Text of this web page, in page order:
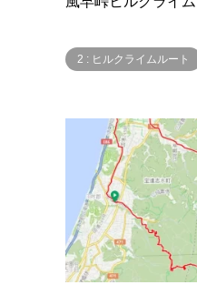
2 : ヒルクライムルート